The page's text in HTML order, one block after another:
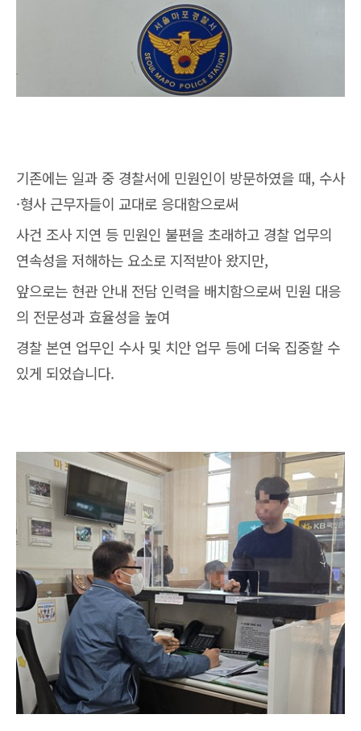
기존에는 일과 중 경찰서에 민원인이 방문하였을 때, 수사
·형사 근무자들이 교대로 응대함으로써
사건 조사 지연 등 민원인 불편을 초래하고 경찰 업무의
연속성을 저해하는 요소로 지적받아 왔지만,
앞으로는 현관 안내 전담 인력을 배치함으로써 민원 대응
의 전문성과 효율성을 높여
경찰 본연 업무인 수사 및 치안 업무 등에 더욱 집중할 수
있게 되었습니다.